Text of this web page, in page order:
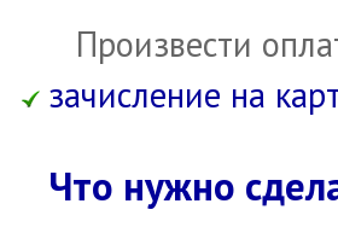
Произвести
зачисление на
Что нужно